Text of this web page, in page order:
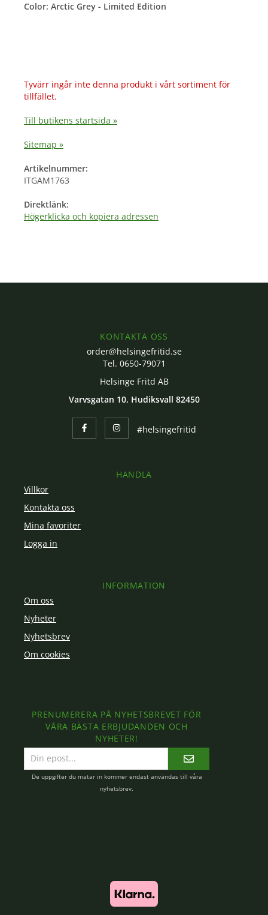
Color: Arctic Grey - Limited Edition
Tyvärr ingår inte denna produkt i vårt sortiment för
tillfället.
Till butikens startsida »
Sitemap »
Artikelnummer:
ITGAM1763
Direktlänk:
Högerklicka och kopiera adressen
KONTAKTA OSS
order@helsingefritid.se
Tel. 0650-79071
Helsinge Fritd AB
Varvsgatan 10, Hudiksvall 82450
#helsingefritid
HANDLA
Villkor
Kontakta oss
Mina favoriter
Logga in
INFORMATION
Om oss
Nyheter
Nyhetsbrev
Om cookies
PRENUMERERA PÅ NYHETSBREVET FÖR
VÅRA BÄSTA ERBJUDANDEN OCH
NYHETER!
postadress
De uppgifter du matar in kommer endast användas till våra
nyhetsbrev.